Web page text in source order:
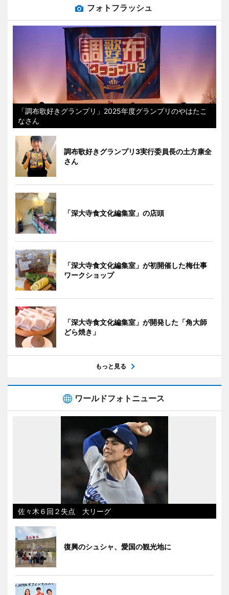
フォトフラッシュ
「調布歌好きグランプリ」2025年度グランプリのやはたこ
なさん
調布歌好きグランプリ3実行委員長の土方康全
さん
「深大寺食文化編集室」の店頭
「深大寺食文化編集室」が初開催した梅仕事
ワークショップ
「深大寺食文化編集室」が開発した「角大師
どら焼き」
もっと見る
ワールドフォトニュース
佐々木６回２失点 大リーグ
復興のシュシャ、愛国の観光地に